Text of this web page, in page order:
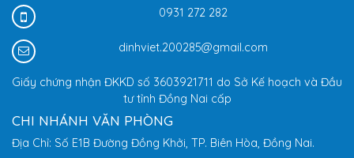
0931 272 282
dinhviet.200285@gmail.com
Giấy chứng nhận ĐKKD số 3603921711 do Sở Kế hoạch và Đầu
tư tỉnh Đồng Nai cấp
CHI NHÁNH VĂN PHÒNG
Địa Chỉ: Số E1B Đường Đồng Khởi, TP. Biên Hòa, Đồng Nai.